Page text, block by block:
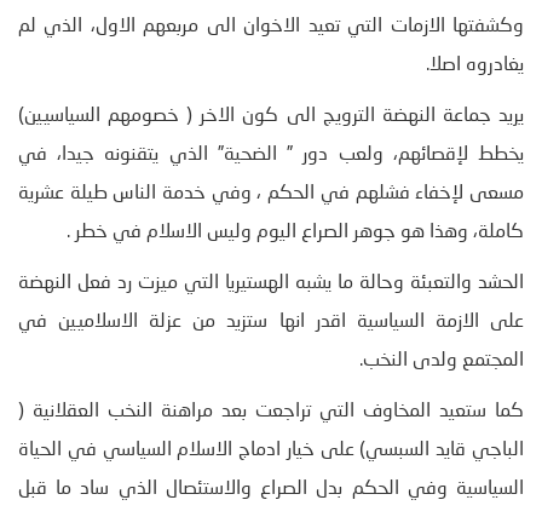
وكشفتها الازمات التي تعيد الاخوان الى مربعهم الاول، الذي لم
يغادروه اصلا.
يريد جماعة النهضة الترويج الى كون الاخر ( خصومهم السياسيين)
يخطط لإقصائهم، ولعب دور ” الضحية” الذي يتقنونه جيدا، في
مسعى لإخفاء فشلهم في الحكم ، وفي خدمة الناس طيلة عشرية
كاملة، وهذا هو جوهر الصراع اليوم وليس الاسلام في خطر .
الحشد والتعبئة وحالة ما يشبه الهستيريا التي ميزت رد فعل النهضة
على الازمة السياسية اقدر انها ستزيد من عزلة الاسلاميين في
المجتمع ولدى النخب.
كما ستعيد المخاوف التي تراجعت بعد مراهنة النخب العقلانية (
الباجي قايد السبسي) على خيار ادماج الاسلام السياسي في الحياة
السياسية وفي الحكم بدل الصراع والاستئصال الذي ساد ما قبل